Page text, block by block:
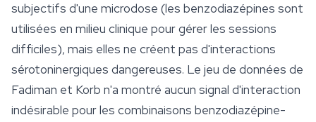
subjectifs d'une microdose (les benzodiazépines sont
utilisées en milieu clinique pour gérer les sessions
difficiles), mais elles ne créent pas d'interactions
sérotoninergiques dangereuses. Le jeu de données de
Fadiman et Korb n'a montré aucun signal d'interaction
indésirable pour les combinaisons benzodiazépine-